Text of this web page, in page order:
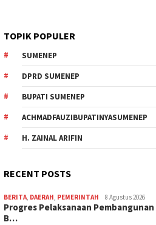
TOPIK POPULER
SUMENEP
DPRD SUMENEP
BUPATI SUMENEP
ACHMADFAUZIBUPATINYASUMENEP
H. ZAINAL ARIFIN
RECENT POSTS
BERITA, DAERAH, PEMERINTAH 8 Agustus 2026
Progres Pelaksanaan Pembangunan
B…